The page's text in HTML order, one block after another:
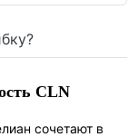
CLN
сочетают в